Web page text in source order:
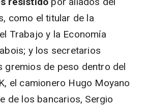
como el titular de la
Trabajo y la Economía
y los secretarios
gremios de peso dentro del
el camionero Hugo Moyano
de los bancarios, Sergio